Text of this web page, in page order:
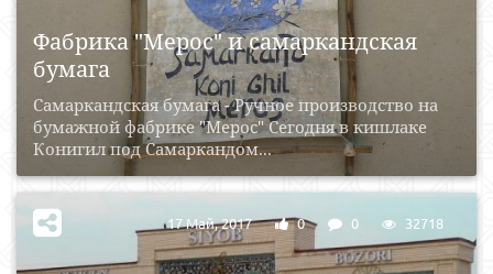
Фабрика "Мерос" и самаркандская
бумага
Самаркандская бумага - Ручное производство на
бумажной фабрике "Мерос" Сегодня в кишлаке
Конигил под Самаркандом...
17 Май, 2017 0 0 32718